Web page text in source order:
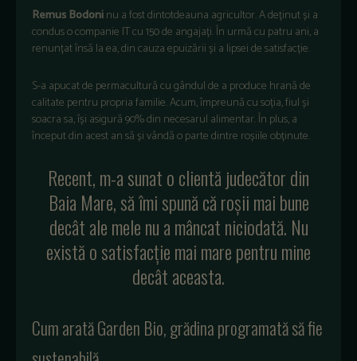
Remus Bodoninu a fost dintotdeauna agricultor. A deținut și a
condus o companie IT cu 150 de angajați. În urmă cu patru ani, a
renunțat însă la ea, din cauza epuizării și a lipsei de satisfacție.
S-a apucat de permacultură cu gândul de a produce hrană de
calitate pentru propria familie. Acum, împreună cu soția, fiul și
soacra sa, își asigură 90% din necesarul alimentar. În plus, a
început din acest an să și vândă o parte dintre roșiile obținute.
Recent, m-a sunat o clientă judecător din
Baia Mare, să îmi spună că roșii mai bune
decât ale mele nu a mâncat niciodată. Nu
există o satisfacție mai mare pentru mine
decât aceasta.
Cum arată Garden Bio, grădina programată să fie